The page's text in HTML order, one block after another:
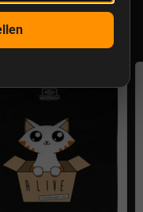
Shirts &
Katze Glow in the